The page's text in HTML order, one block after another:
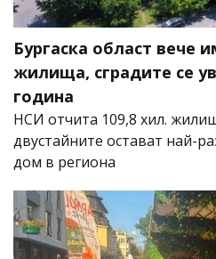
Бургаска област вече
жилища, сградите се
година
НСИ отчита 109,8 хил.
двустайните остават най-
дом в региона